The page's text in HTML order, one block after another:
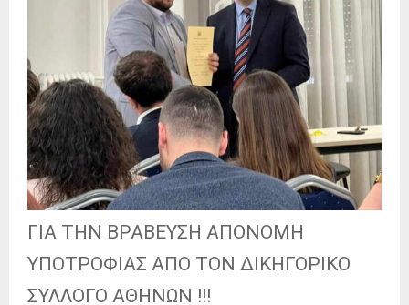
ΓΙΑ ΤΗΝ ΒΡΑΒΕΥΣΗ ΑΠΟΝΟΜΗ
ΥΠΟΤΡΟΦΙΑΣ ΑΠΟ ΤΟΝ ΔΙΚΗΓΟΡΙΚΟ
ΣΥΛΛΟΓΟ ΑΘΗΝΩΝ !!!